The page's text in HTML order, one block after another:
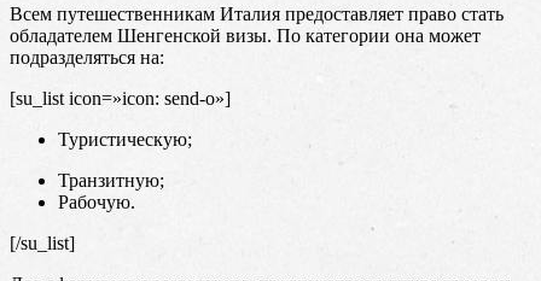
Всем путешественникам Италия предоставляет право стать
обладателем Шенгенской визы. По категории она может
подразделяться на:
[su_list icon=»icon: send-o»]
Туристическую;
Транзитную;
Рабочую.
[/su_list]